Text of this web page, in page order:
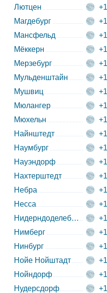
Лютцен
Магдебург
Мансфельд
Мёккерн
Мерзебург
Мульденштайн
Мушвиц
Мюлангер
Мюхельн
Найнштедт
Наумбург
Науэндорф
Нахтерштедт
Небра
Несса
Нидерндоделебен
Нимберг
Нинбург
Нойе Нойштадт
Нойндорф
Нудерсдорф